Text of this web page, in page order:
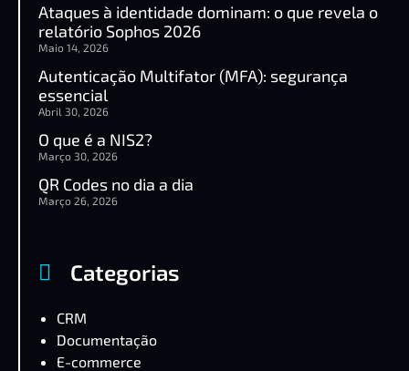
Ataques à identidade dominam: o que revela o
relatório Sophos 2026
Maio 14, 2026
Autenticação Multifator (MFA): segurança
essencial
Abril 30, 2026
O que é a NIS2?
Março 30, 2026
QR Codes no dia a dia
Março 26, 2026
Categorias
CRM
Documentação
E-commerce